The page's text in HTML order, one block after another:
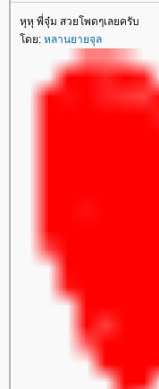
หุหุ พี่จุ๋ม สวยโพดๆเลยครับ
โดย: หลานยายจุล